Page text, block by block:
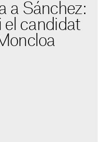
a Sánchez:
el candidat